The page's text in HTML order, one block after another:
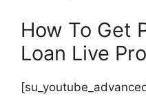
How To Get
Loan Live